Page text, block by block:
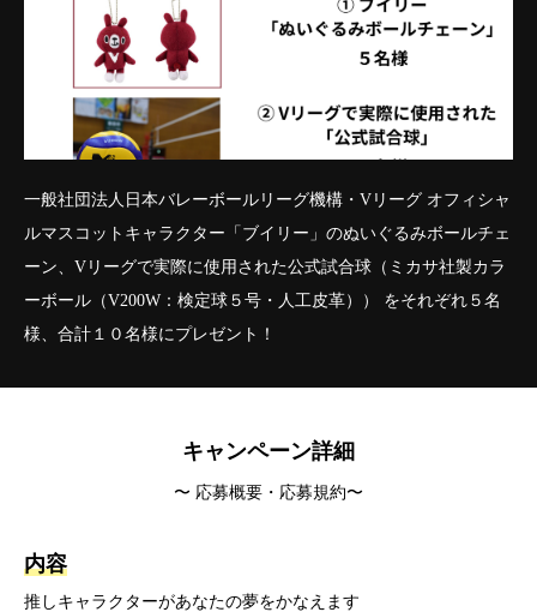
一般社団法人日本バレーボールリーグ機構・Vリーグ オフィシャ
ルマスコットキャラクター「ブイリー」のぬいぐるみボールチェ
ーン、Vリーグで実際に使用された公式試合球（ミカサ社製カラ
ーボール（V200W：検定球５号・人工皮革）） をそれぞれ５名
様、合計１０名様にプレゼント！
キャンペーン詳細
〜 応募概要・応募規約〜
内容
推しキャラクターがあなたの夢をかなえます